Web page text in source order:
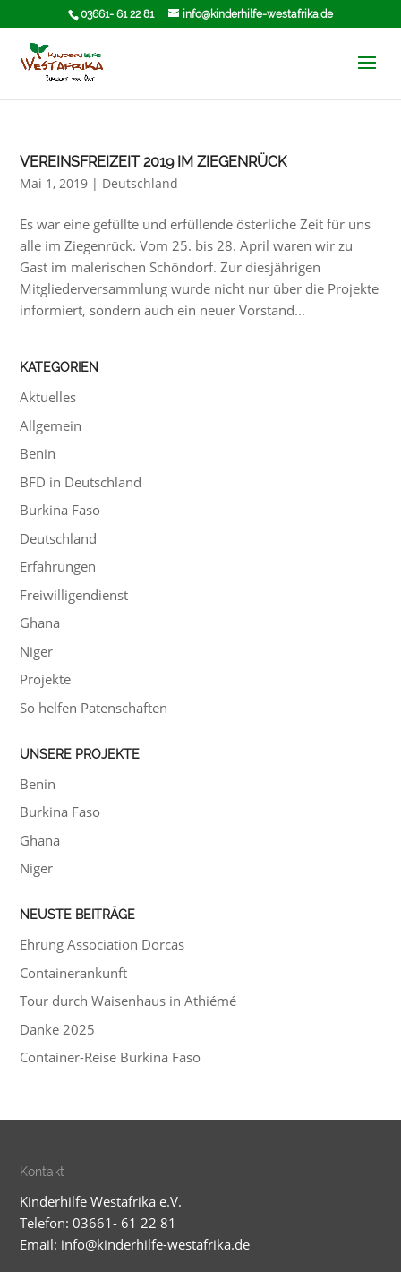
03661- 61 22 81 info@kinderhilfe-westafrika.de
VEREINSFREIZEIT 2019 IM ZIEGENRÜCK
Mai 1, 2019 | Deutschland
Es war eine gefüllte und erfüllende österliche Zeit für uns
alle im Ziegenrück. Vom 25. bis 28. April waren wir zu
Gast im malerischen Schöndorf. Zur diesjährigen
Mitgliederversammlung wurde nicht nur über die Projekte
informiert, sondern auch ein neuer Vorstand...
KATEGORIEN
Aktuelles
Allgemein
Benin
BFD in Deutschland
Burkina Faso
Deutschland
Erfahrungen
Freiwilligendienst
Ghana
Niger
Projekte
So helfen Patenschaften
UNSERE PROJEKTE
Benin
Burkina Faso
Ghana
Niger
NEUSTE BEITRÄGE
Ehrung Association Dorcas
Containerankunft
Tour durch Waisenhaus in Athiémé
Danke 2025
Container-Reise Burkina Faso
Kontakt
Kinderhilfe Westafrika e.V.
Telefon: 03661- 61 22 81
Email: info@kinderhilfe-westafrika.de